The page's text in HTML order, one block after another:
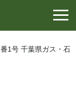
1号 千葉県ガス・石